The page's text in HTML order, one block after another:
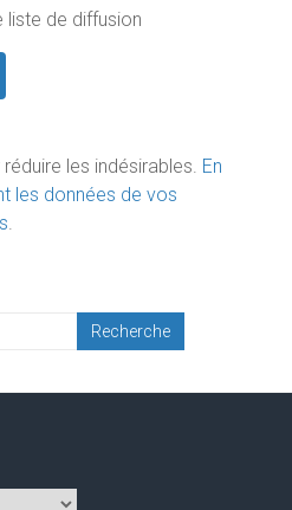
liste de diffusion
les indésirables. En
les données de vos